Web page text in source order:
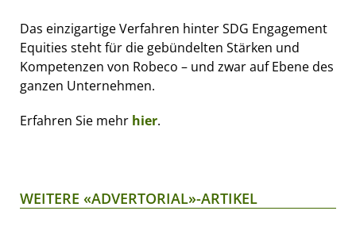
Das einzigartige Verfahren hinter SDG Engagement
Equities steht für die gebündelten Stärken und
Kompetenzen von Robeco – und zwar auf Ebene des
ganzen Unternehmen.
Erfahren Sie mehr hier.
WEITERE «ADVERTORIAL»-ARTIKEL